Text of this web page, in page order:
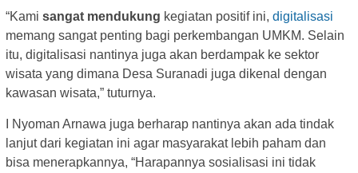
“Kami sangat mendukung kegiatan positif ini, digitalisasi
memang sangat penting bagi perkembangan UMKM. Selain
itu, digitalisasi nantinya juga akan berdampak ke sektor
wisata yang dimana Desa Suranadi juga dikenal dengan
kawasan wisata,” tuturnya.
I Nyoman Arnawa juga berharap nantinya akan ada tindak
lanjut dari kegiatan ini agar masyarakat lebih paham dan
bisa menerapkannya, “Harapannya sosialisasi ini tidak